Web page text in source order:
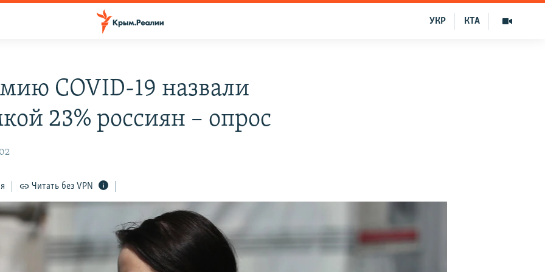
КТА
УКР
COVID-19 назвали
23% россиян – опрос
Читать без VPN